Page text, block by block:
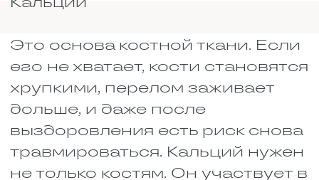
СПИСОК ПРОДУКТОВ
Отдельно рассмотрим
продукты, полезные при
переломе или травме сустава.
Что может ускорить
восстановление или
поддержать организм: